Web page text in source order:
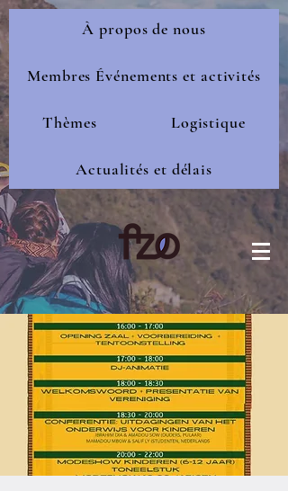
À propos de nous
Membres Événements et activités
Thèmes Logistique
Actualités et délais